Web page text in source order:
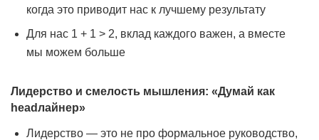
когда это приводит нас к лучшему результату
Для нас 1 + 1 > 2, вклад каждого важен, а вместе
мы можем больше
Лидерство и смелость мышления: «Думай как
headлайнер»
Лидерство — это не про формальное руководство,